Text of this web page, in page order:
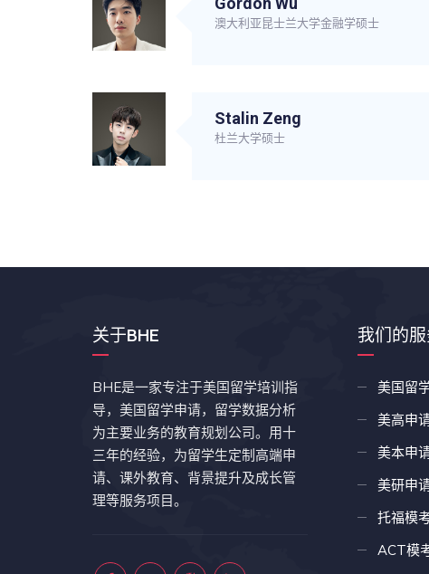
澳大利亚昆士兰大学金融学硕士
Stalin Zeng
杜兰大学硕士
关于BHE
BHE是一家专注于美国留学培训指
导，美国留学申请，留学数据分析
为主要业务的教育规划公司。用十
三年的经验，为留学生定制高端申
请、课外教育、背景提升及成长管
理等服务项目。
我们的
美国留
美高申
美本申
美研申
托福模
ACT模